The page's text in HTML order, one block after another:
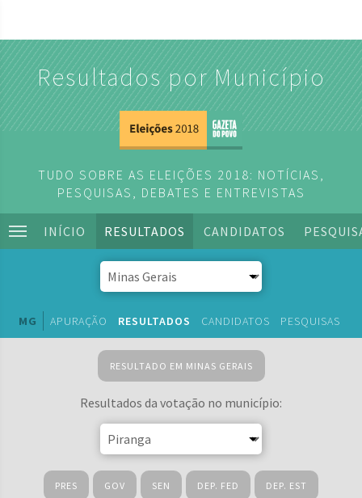
Resultados por Município
TUDO SOBRE AS ELEIÇÕES 2018: NOTÍCIAS,
PESQUISAS, DEBATES E ENTREVISTAS
INÍCIO RESULTADOS CANDIDATOS
MG APURAÇÃO RESULTADOS CANDIDATOS PESQUISAS
RESULTADO EM MINAS GERAIS
Resultados da votação no município:
PRES GOV SEN DEP. FED DEP. EST